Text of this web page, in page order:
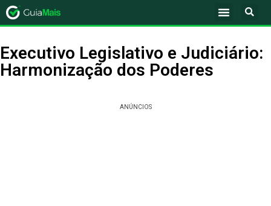
Executivo Legislativo e Judiciário:
Harmonização dos Poderes
ANÚNCIOS